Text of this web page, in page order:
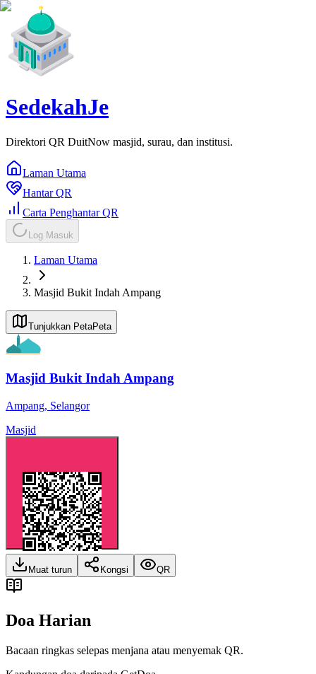
SedekahJe
Direktori QR DuitNow masjid, surau, dan institusi.
Laman Utama
Hantar QR
Carta Penghantar QR
Log Masuk
Laman Utama
Masjid Bukit Indah Ampang
Tunjukkan PetaPeta
Masjid Bukit Indah Ampang
Ampang, Selangor
Masjid
Muat turun Kongsi QR
Doa Harian
Bacaan ringkas selepas menjana atau menyemak QR.